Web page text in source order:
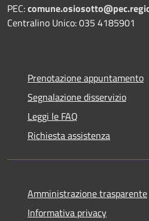
PEC:
Centralino Unico: 035 4185901
Prenotazione appuntamento
Segnalazione disservizio
Leggi le FAQ
Richiesta assistenza
Amministrazione trasparente
Informativa privacy